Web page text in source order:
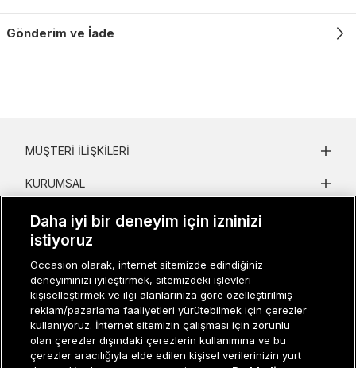
Gönderim ve İade
Müşteri İlişkileri0 850 800 01 20
MÜŞTERI İLIŞKILERI
KURUMSAL
KADIN KATEGORILER
GRUP MARKALAR
ERKEK KATEGORILER
Daha iyi bir deneyim için izninizi
istiyoruz
Occasion olarak, internet sitemizde edindiğiniz
deneyiminizi iyileştirmek, sitemizdeki işlevleri
kişiselleştirmek ve ilgi alanlarınıza göre özelleştirilmiş
reklam/pazarlama faaliyetleri yürütebilmek için çerezler
kullanıyoruz. İnternet sitemizin çalışması için zorunlu
olan çerezler dışındaki çerezlerin kullanımına ve bu
çerezler aracılığıyla elde edilen kişisel verilerinizin yurt